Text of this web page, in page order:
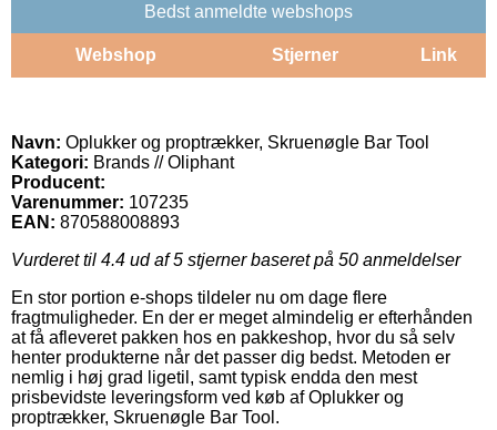
Bedst anmeldte webshops
Webshop Stjerner Link
Navn: Oplukker og proptrækker, Skruenøgle Bar Tool
Kategori: Brands // Oliphant
Producent:
Varenummer: 107235
EAN: 870588008893
Vurderet til 4.4 ud af 5 stjerner baseret på 50 anmeldelser
En stor portion e-shops tildeler nu om dage flere
fragtmuligheder. En der er meget almindelig er efterhånden
at få afleveret pakken hos en pakkeshop, hvor du så selv
henter produkterne når det passer dig bedst. Metoden er
nemlig i høj grad ligetil, samt typisk endda den mest
prisbevidste leveringsform ved køb af Oplukker og
proptrækker, Skruenøgle Bar Tool.